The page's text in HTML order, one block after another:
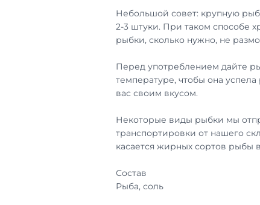
Небольшой совет: крупную
2-3 штуки. При таком способе
рыбки, сколько нужно, не
Перед употреблением дайте
температуре, чтобы она
вас своим вкусом.
Некоторые виды рыбки мы
транспортировки от нашего
касается жирных сортов рыбы
Состав
Рыба, соль